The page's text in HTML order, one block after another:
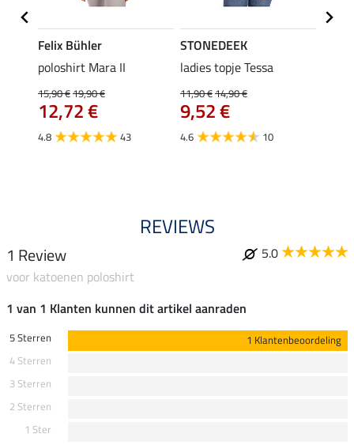
Felix Bühler
poloshirt Mara II
15,90 €19,90 €
12,72 €
4.8 43
STONEDEEK
ladies topje Tessa
11,90 €14,90 €
9,52 €
4.6 10
REVIEWS
1 Review
5.0
voor katoenen poloshirt
1 van 1 Klanten kunnen dit artikel aanraden
5 Sterren
1 Klantenbeoordeling
4 Sterren
3 Sterren
2 Sterren
1 Ster